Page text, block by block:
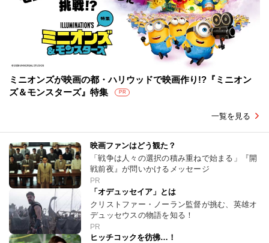
ミニオンズが映画の都・ハリウッドで映画作り!?『ミニオン
ズ＆モンスターズ』特集
PR
一覧を見る
映画ファンはどう観た？
「戦争は人々の選択の積み重ねで始まる」『開
戦前夜』が問いかけるメッセージ
PR
「オデュッセイア」とは
クリストファー・ノーラン監督が挑む、英雄オ
デュッセウスの物語を知る！
PR
ヒッチコックを彷彿…！